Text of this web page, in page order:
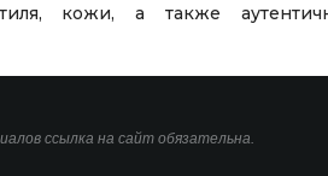
кожи, а также
ссылка на сайт обязательна.